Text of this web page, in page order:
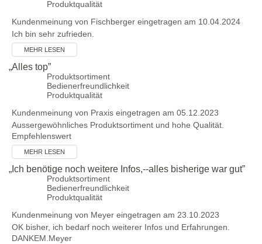
Produktqualität
Kundenmeinung von Fischberger eingetragen am 10.04.2024
Ich bin sehr zufrieden.
MEHR LESEN
„Alles top”
Produktsortiment
Bedienerfreundlichkeit
Produktqualität
Kundenmeinung von Praxis eingetragen am 05.12.2023
Aussergewöhnliches Produktsortiment und hohe Qualität.
Empfehlenswert
MEHR LESEN
„ Ich benötige noch weitere Infos,--alles bisherige war gut”
Produktsortiment
Bedienerfreundlichkeit
Produktqualität
Kundenmeinung von Meyer eingetragen am 23.10.2023
OK bisher, ich bedarf noch weiterer Infos und Erfahrungen.
DANKEM.Meyer